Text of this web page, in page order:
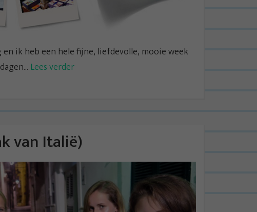
en ik heb een hele fijne, liefdevolle, mooie week
Lees verder
van Italië)